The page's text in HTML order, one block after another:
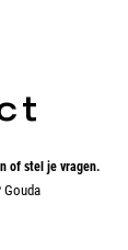
of stel je vragen.
Gouda